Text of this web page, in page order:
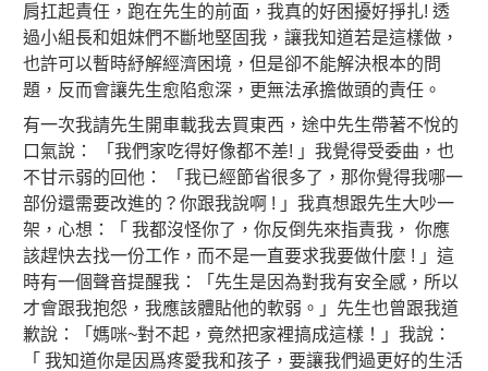
肩扛起責任，跑在先生的前面，我真的好困擾好掙扎! 透
過小組長和姐妹們不斷地堅固我，讓我知道若是這樣做，
也許可以暫時紓解經濟困境，但是卻不能解決根本的問
題，反而會讓先生愈陷愈深，更無法承擔做頭的責任。
有一次我請先生開車載我去買東西，途中先生帶著不悅的
口氣說： 「我們家吃得好像都不差! 」我覺得受委曲，也
不甘示弱的回他： 「我已經節省很多了，那你覺得我哪一
部份還需要改進的？你跟我說啊 ! 」我真想跟先生大吵一
架，心想：「 我都沒怪你了，你反倒先來指責我， 你應
該趕快去找一份工作，而不是一直要求我要做什麼 ! 」這
時有一個聲音提醒我：「先生是因為對我有安全感，所以
才會跟我抱怨，我應該體貼他的軟弱。」先生也曾跟我道
歉說：「媽咪~對不起，竟然把家裡搞成這樣！」我說：
「 我知道你是因爲疼愛我和孩子，要讓我們過更好的生活